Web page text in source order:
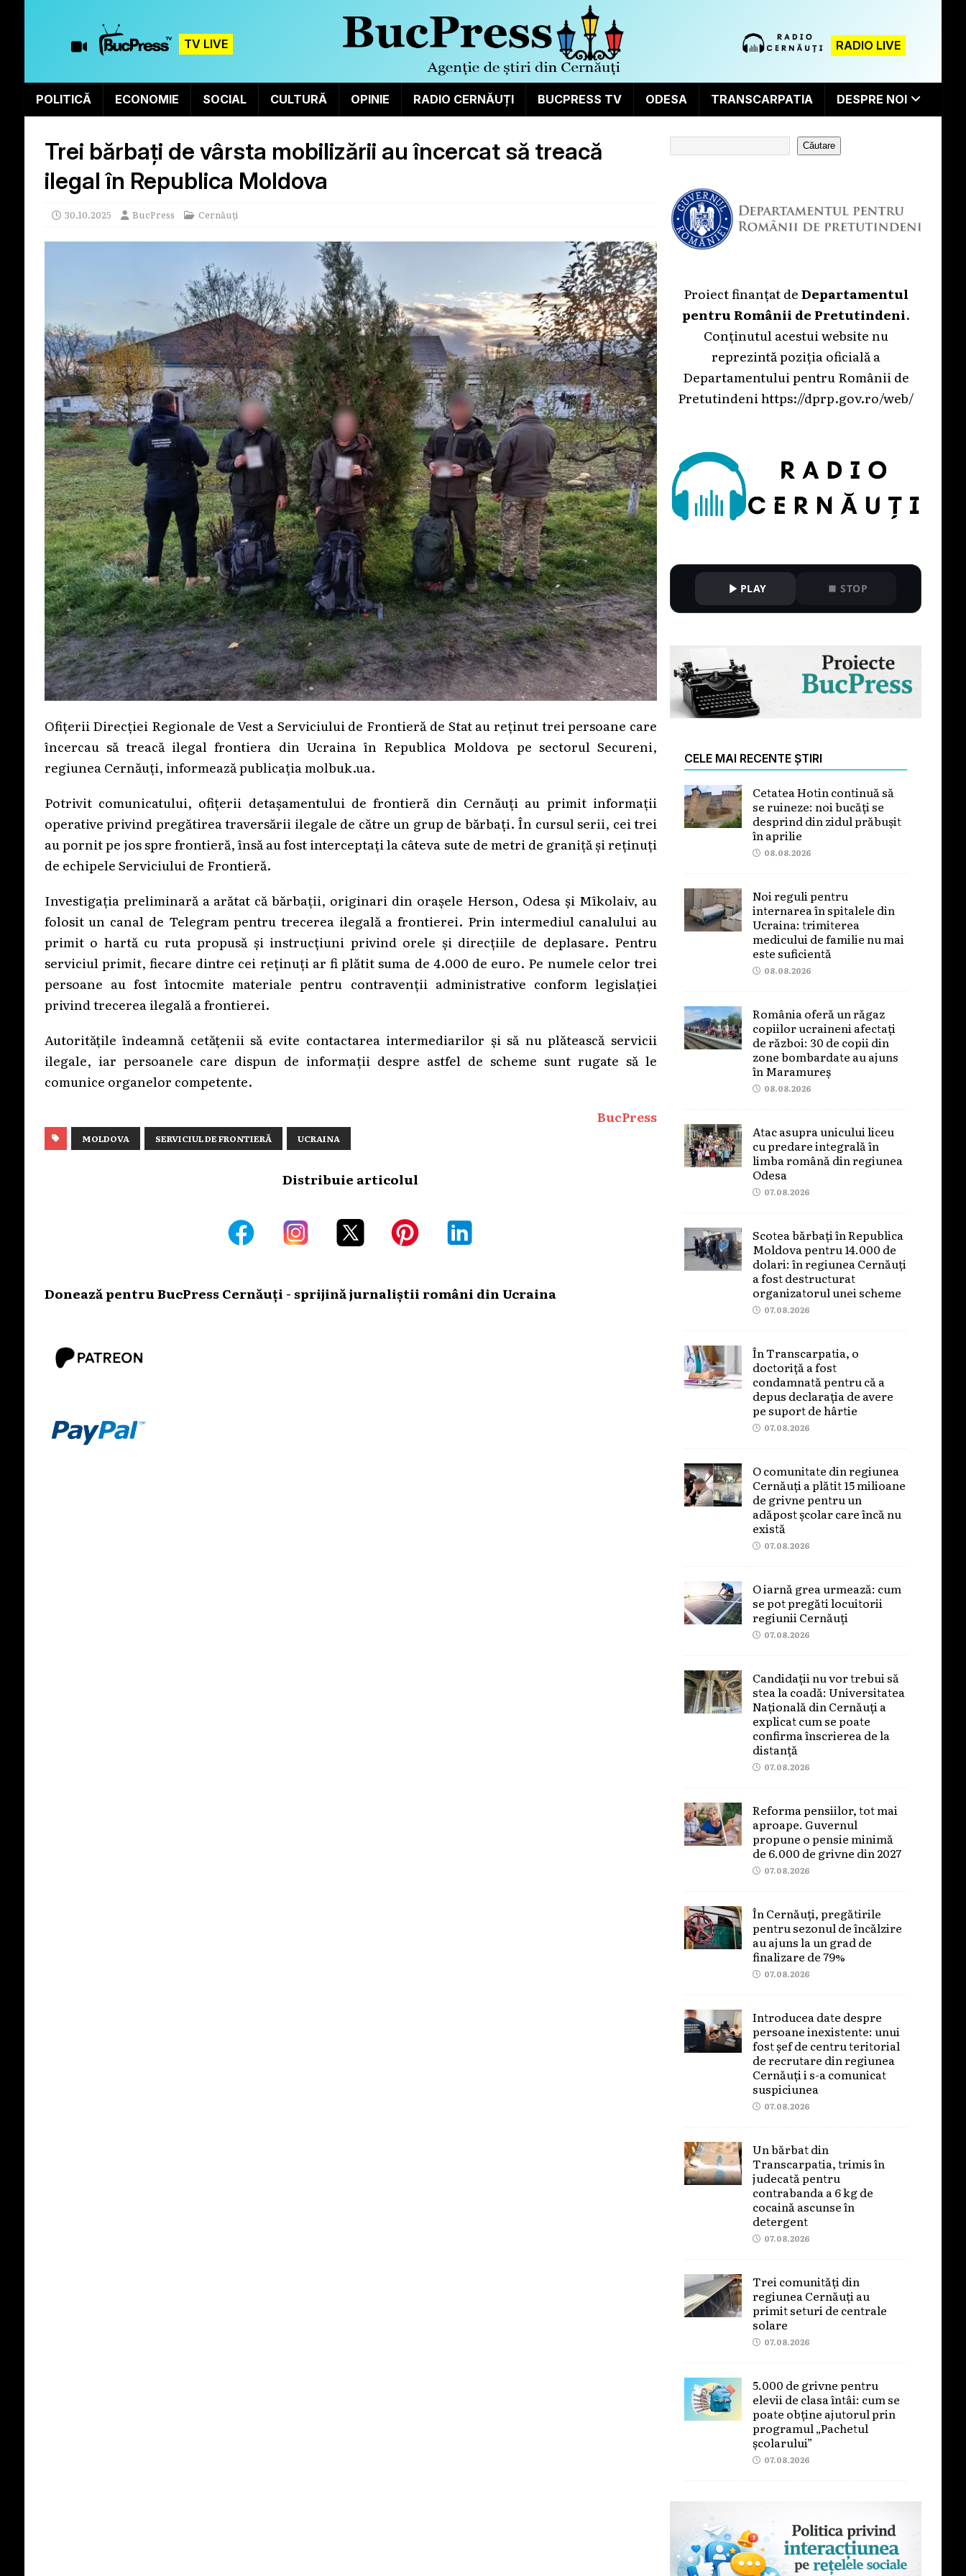
TV LIVE RADIO LIVE
POLITICĂ ECONOMIE SOCIAL CULTURĂ OPINIE RADIO CERNĂUȚI BUCPRESS TV ODESA TRANSCARPATIA DESPRE NOI
Trei bărbați de vârsta mobilizării au încercat să treacă
ilegal în Republica Moldova
30.10.2025 BucPress Cernăuți
Ofițerii Direcției Regionale de Vest a Serviciului de Frontieră de Stat au reținut trei persoane care
încercau să treacă ilegal frontiera din Ucraina în Republica Moldova pe sectorul Secureni,
regiunea Cernăuți, informează publicația molbuk.ua.
Potrivit comunicatului, ofițerii detașamentului de frontieră din Cernăuți au primit informații
operative privind pregătirea traversării ilegale de către un grup de bărbați. În cursul serii, cei trei
au pornit pe jos spre frontieră, însă au fost interceptați la câteva sute de metri de graniță și reținuți
de echipele Serviciului de Frontieră.
Investigația preliminară a arătat că bărbații, originari din orașele Herson, Odesa și Mîkolaiv, au
folosit un canal de Telegram pentru trecerea ilegală a frontierei. Prin intermediul canalului au
primit o hartă cu ruta propusă și instrucțiuni privind orele și direcțiile de deplasare. Pentru
serviciul primit, fiecare dintre cei reținuți ar fi plătit suma de 4.000 de euro. Pe numele celor trei
persoane au fost întocmite materiale pentru contravenții administrative conform legislației
privind trecerea ilegală a frontierei.
Autoritățile îndeamnă cetățenii să evite contactarea intermediarilor și să nu plătească servicii
ilegale, iar persoanele care dispun de informații despre astfel de scheme sunt rugate să le
comunice organelor competente.
BucPress
MOLDOVA SERVICIUL DE FRONTIERĂ UCRAINA
Distribuie articolul
Donează pentru BucPress Cernăuți - sprijină jurnaliștii români din Ucraina
Căutare
Proiect finanțat deDepartamentul
pentru Românii de Pretutindeni.
Conținutul acestui website nu
reprezintă poziția oficială a
Departamentului pentru Românii de
Pretutindenihttps://dprp.gov.ro/web/
PLAY STOP
CELE MAI RECENTE ȘTIRI
Cetatea Hotin continuă să
se ruineze: noi bucăți se
desprind din zidul prăbușit
în aprilie
08.08.2026
Noi reguli pentru
internarea în spitalele din
Ucraina: trimiterea
medicului de familie nu mai
este suficientă
08.08.2026
România oferă un răgaz
copiilor ucraineni afectați
de război: 30 de copii din
zone bombardate au ajuns
în Maramureș
08.08.2026
Atac asupra unicului liceu
cu predare integrală în
limba română din regiunea
Odesa
07.08.2026
Scotea bărbați în Republica
Moldova pentru 14.000 de
dolari: în regiunea Cernăuți
a fost destructurat
organizatorul unei scheme
07.08.2026
În Transcarpatia, o
doctoriță a fost
condamnată pentru că a
depus declarația de avere
pe suport de hârtie
07.08.2026
O comunitate din regiunea
Cernăuți a plătit 15 milioane
de grivne pentru un
adăpost școlar care încă nu
există
07.08.2026
O iarnă grea urmează: cum
se pot pregăti locuitorii
regiunii Cernăuți
07.08.2026
Candidații nu vor trebui să
stea la coadă: Universitatea
Națională din Cernăuți a
explicat cum se poate
confirma înscrierea de la
distanță
07.08.2026
Reforma pensiilor, tot mai
aproape. Guvernul
propune o pensie minimă
de 6.000 de grivne din 2027
07.08.2026
În Cernăuți, pregătirile
pentru sezonul de încălzire
au ajuns la un grad de
finalizare de 79%
07.08.2026
Introducea date despre
persoane inexistente: unui
fost șef de centru teritorial
de recrutare din regiunea
Cernăuți i s-a comunicat
suspiciunea
07.08.2026
Un bărbat din
Transcarpatia, trimis în
judecată pentru
contrabanda a 6 kg de
cocaină ascunse în
detergent
07.08.2026
Trei comunități din
regiunea Cernăuți au
primit seturi de centrale
solare
07.08.2026
5.000 de grivne pentru
elevii de clasa întâi: cum se
poate obține ajutorul prin
programul „Pachetul
școlarului”
07.08.2026